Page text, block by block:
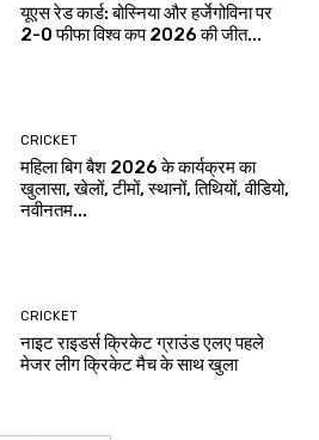
यूएस रेड कार्ड: बोस्निया और हर्जेगोविना पर
2-0 फीफा विश्व कप 2026 की जीत...
CRICKET
महिला बिग बैश 2026 के कार्यक्रम का
खुलासा, खेलों, टीमों, स्थानों, तिथियों, वीडियो,
नवीनतम...
CRICKET
नाइट राइडर्स क्रिकेट ग्राउंड एलए पहले
मेजर लीग क्रिकेट मैच के साथ खुला